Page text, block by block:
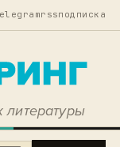
rssподписка
литературы